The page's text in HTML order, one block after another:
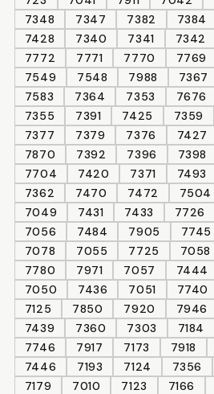
7348
7347 7382 7384
7428
7340 7341 7342
7772
7771 7770 7769
7549
7548 7988 7367
7583
7364 7353 7676
7355
7391 7425 7359
7377
7379 7376 7427
7870
7392 7396 7398
7704
7420 7371 7493
7362
7470 7472 7504
7049
7431 7433 7726
7056
7484 7905 7745
7078
7055 7725 7058
7780
7971 7057 7444
7050
7436 7051 7740
7125
7850 7920 7946
7439
7360 7303 7184
7746
7917 7173 7918
7446
7193 7124 7356
7179
7010 7123 7166